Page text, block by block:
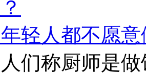
轻人都不愿
们称厨师是